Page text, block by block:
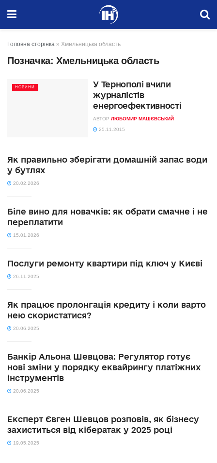
Головна сторінка » Хмельницька область
Позначка: Хмельницька область
НОВИНИ
У Тернополі вчили
журналістів
енергоефективності
АВТОР ЛЮБОМИР МАЦІЄВСЬКИЙ
25.11.2015
Як правильно зберігати домашній запас води
у бутлях
20.02.2026
Біле вино для новачків: як обрати смачне і не
переплатити
15.01.2026
Послуги ремонту квартири під ключ у Києві
26.11.2025
Як працює пролонгація кредиту і коли варто
нею скористатися?
20.06.2025
Банкір Альона Шевцова: Регулятор готує
нові зміни у порядку еквайрингу платіжних
інструментів
20.06.2025
Експерт Євген Шевцов розповів, як бізнесу
захиститься від кібератак у 2025 році
19.05.2025